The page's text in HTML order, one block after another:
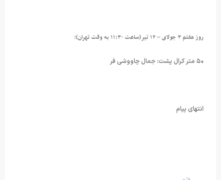
روز هفتم ۳ جولای – ۱۲ تیر(ساعت ۱۱:۳۰ به وقت تهران):
۵۰ متر کرال پشت: جمال چاووشی فر
انتهای پیام